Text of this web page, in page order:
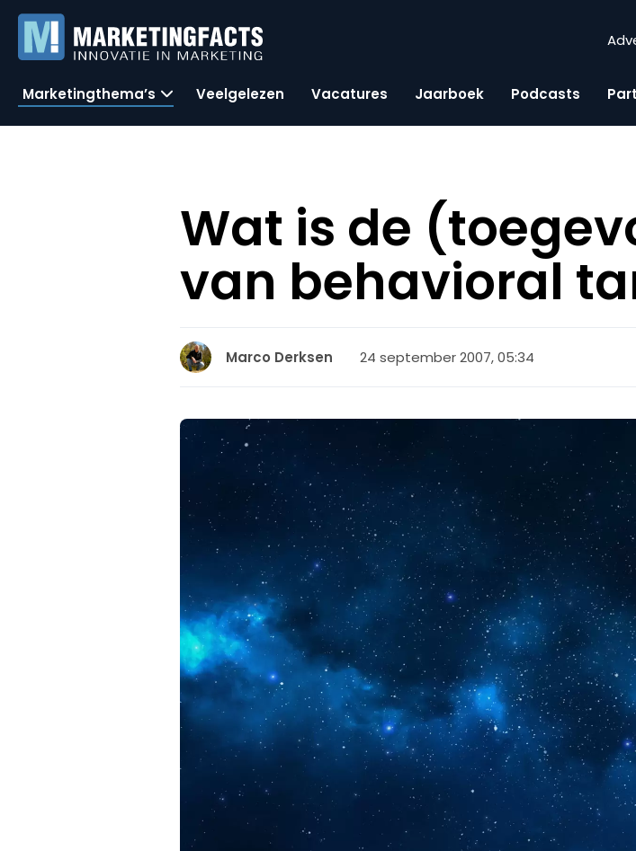
Marketingthema’s Veelgelezen Vacatures Jaarboek Podcasts
Wat is de
van behavioral
Marco Derksen 24 september 2007, 05:34